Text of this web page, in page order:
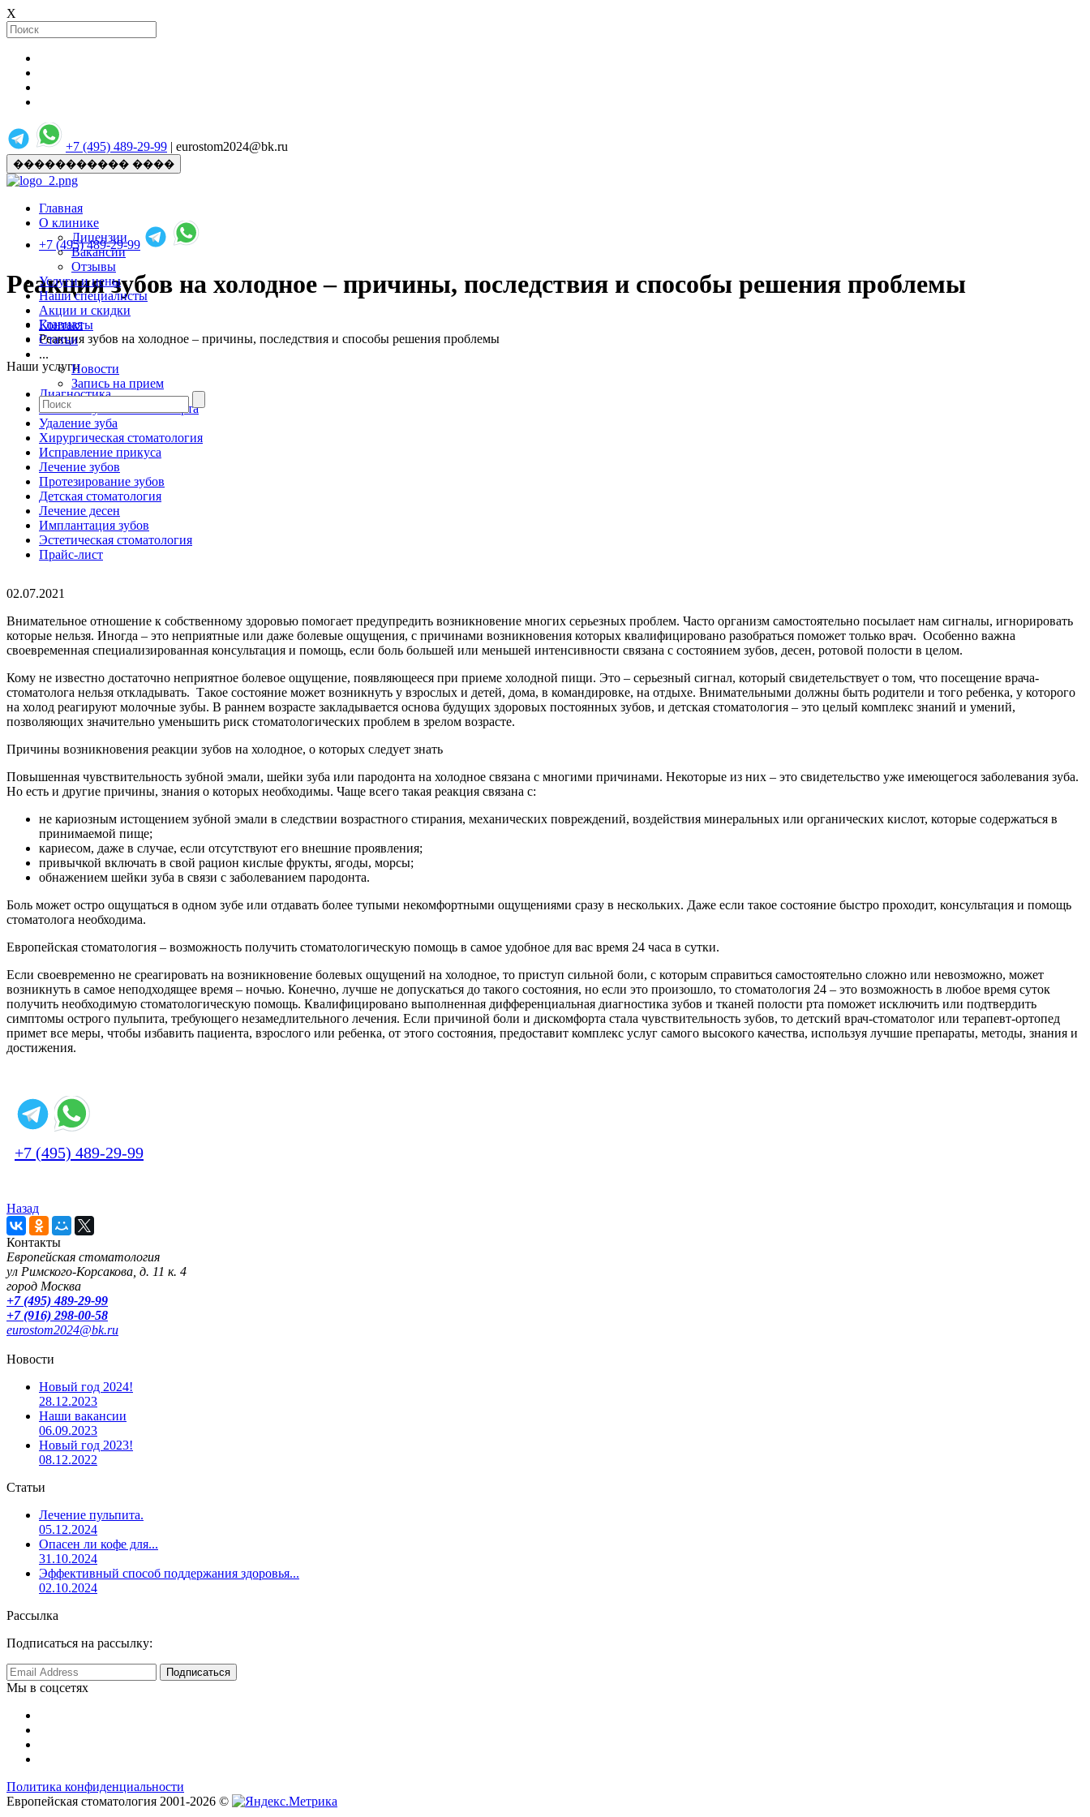
X
+7 (495) 489-29-99 | eurostom2024@bk.ru
����������� ����
Главная
О клинике
Лицензии
Вакансии
Отзывы
Услуги и цены
Наши специалисты
Акции и скидки
Контакты
Статьи
...
Новости
Запись на прием
+7 (495) 489-29-99
Реакция зубов на холодное – причины, последствия и способы решения проблемы
Главная
Реакция зубов на холодное – причины, последствия и способы решения проблемы
Наши услуги
Диагностика
Гигиена зубов и полости рта
Удаление зуба
Хирургическая стоматология
Исправление прикуса
Лечение зубов
Протезирование зубов
Детская стоматология
Лечение десен
Имплантация зубов
Эстетическая стоматология
Прайс-лист
02.07.2021
Внимательное отношение к собственному здоровью помогает предупредить возникновение многих серьезных проблем. Часто организм самостоятельно посылает нам сигналы, игнорировать
которые нельзя. Иногда – это неприятные или даже болевые ощущения, с причинами возникновения которых квалифицировано разобраться поможет только врач. Особенно важна
своевременная специализированная консультация и помощь, если боль большей или меньшей интенсивности связана с состоянием зубов, десен, ротовой полости в целом.
Кому не известно достаточно неприятное болевое ощущение, появляющееся при приеме холодной пищи. Это – серьезный сигнал, который свидетельствует о том, что посещение врача-
стоматолога нельзя откладывать. Такое состояние может возникнуть у взрослых и детей, дома, в командировке, на отдыхе. Внимательными должны быть родители и того ребенка, у которого
на холод реагируют молочные зубы. В раннем возрасте закладывается основа будущих здоровых постоянных зубов, и детская стоматология – это целый комплекс знаний и умений,
позволяющих значительно уменьшить риск стоматологических проблем в зрелом возрасте.
Причины возникновения реакции зубов на холодное, о которых следует знать
Повышенная чувствительность зубной эмали, шейки зуба или пародонта на холодное связана с многими причинами. Некоторые из них – это свидетельство уже имеющегося заболевания зуба.
Но есть и другие причины, знания о которых необходимы. Чаще всего такая реакция связана с:
не кариозным истощением зубной эмали в следствии возрастного стирания, механических повреждений, воздействия минеральных или органических кислот, которые содержаться в
принимаемой пище;
кариесом, даже в случае, если отсутствуют его внешние проявления;
привычкой включать в свой рацион кислые фрукты, ягоды, морсы;
обнажением шейки зуба в связи с заболеванием пародонта.
Боль может остро ощущаться в одном зубе или отдавать более тупыми некомфортными ощущениями сразу в нескольких. Даже если такое состояние быстро проходит, консультация и помощь
стоматолога необходима.
Европейская стоматология – возможность получить стоматологическую помощь в самое удобное для вас время 24 часа в сутки.
Если своевременно не среагировать на возникновение болевых ощущений на холодное, то приступ сильной боли, с которым справиться самостоятельно сложно или невозможно, может
возникнуть в самое неподходящее время – ночью. Конечно, лучше не допускаться до такого состояния, но если это произошло, то стоматология 24 – это возможность в любое время суток
получить необходимую стоматологическую помощь. Квалифицировано выполненная дифференциальная диагностика зубов и тканей полости рта поможет исключить или подтвердить
симптомы острого пульпита, требующего незамедлительного лечения. Если причиной боли и дискомфорта стала чувствительность зубов, то детский врач-стоматолог или терапевт-ортопед
примет все меры, чтобы избавить пациента, взрослого или ребенка, от этого состояния, предоставит комплекс услуг самого высокого качества, используя лучшие препараты, методы, знания и
достижения.
+7 (495) 489-29-99
Назад
Контакты
Европейская стоматология
ул Римского-Корсакова, д. 11 к. 4
город Москва
+7 (495) 489-29-99
+7 (916) 298-00-58
eurostom2024@bk.ru
Новости
Новый год 2024!
28.12.2023
Наши вакансии
06.09.2023
Новый год 2023!
08.12.2022
Статьи
Лечение пульпита.
05.12.2024
Опасен ли кофе для...
31.10.2024
Эффективный способ поддержания здоровья...
02.10.2024
Рассылка
Подписаться на рассылку:
Мы в соцсетях
Политика конфиденциальности
Европейская стоматология 2001-2026 ©